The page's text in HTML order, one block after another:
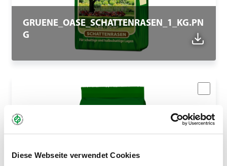
Diese Webseite verwendet Cookies
GRUENE_OASE_SCHATTENRASEN_1_KG.PN
G